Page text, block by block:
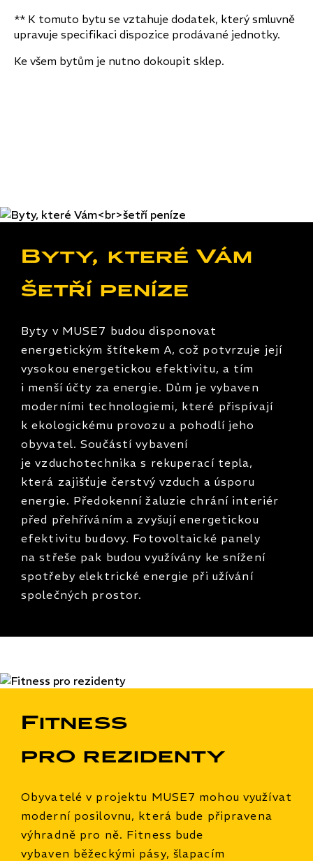
** K tomuto bytu se vztahuje dodatek, který smluvně
upravuje specifikaci dispozice prodávané jednotky.
Ke všem bytům je nutno dokoupit sklep.
Byty, které Vám
šetří peníze
Byty v MUSE7 budou disponovat
energetickým štítekem A, což potvrzuje její
vysokou energetickou efektivitu, a tím
i menší účty za energie. Dům je vybaven
moderními technologiemi, které přispívají
k ekologickému provozu a pohodlí jeho
obyvatel. Součástí vybavení
je vzduchotechnika s rekuperací tepla,
která zajišťuje čerstvý vzduch a úsporu
energie. Předokenní žaluzie chrání interiér
před přehříváním a zvyšují energetickou
efektivitu budovy. Fotovoltaické panely
na střeše pak budou využívány ke snížení
spotřeby elektrické energie při užívání
společných prostor.
Fitness
pro rezidenty
Obyvatelé v projektu MUSE7 mohou využívat
moderní posilovnu, která bude připravena
výhradně pro ně. Fitness bude
vybaven běžeckými pásy, šlapacím